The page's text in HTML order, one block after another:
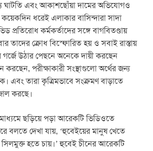
ঘাটতি এবং আকাশছোঁয়া দামের অভিযোগও
ধরেই এলাকার বাসিন্দারা সাদা
প্রতিরোধ কর্মকর্তাদের সঙ্গে বাগবিতণ্ডায়
তাদের ক্রোধ বিস্ফোরিত হয় ও সবাই রাস্তায়
উঠার পেছনে অনেকে দায়ী করছেন
পরীক্ষাকারী সংস্থাগুলো অর্থের জন্য
এবং তারা কৃত্রিমভাবে সংক্রমণ বাড়াতে
করছে।
ছড়িয়ে পড়া আরেকটি ভিডিওতে
বলতে দেখা যায়, ‘হুবেইয়ের মানুষ খেতে
হতে চায়।’ হুবেই চীনের আরেকটি